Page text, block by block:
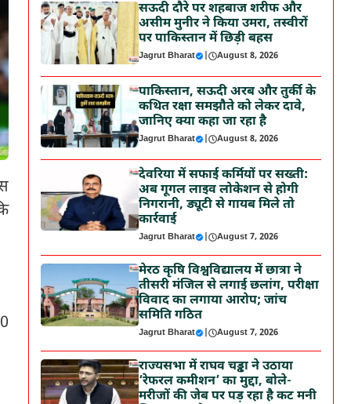
सऊदी दौरे पर शहबाज शरीफ और
असीम मुनीर ने किया उमरा, तस्वीरों
पर पाकिस्तान में छिड़ी बहस
Jagrut Bharat | August 8, 2026
पाकिस्तान, सऊदी अरब और तुर्की के
कथित रक्षा समझौते को लेकर दावे,
जानिए क्या कहा जा रहा है
Jagrut Bharat | August 8, 2026
देवरिया में सफाई कर्मियों पर सख्ती:
अब गूगल लाइव लोकेशन से होगी
निगरानी, ड्यूटी से गायब मिले तो
कार्रवाई
Jagrut Bharat | August 7, 2026
मेरठ कृषि विश्वविद्यालय में छात्रा ने
तीसरी मंजिल से लगाई छलांग, परीक्षा
विवाद का लगाया आरोप; जांच
समिति गठित
Jagrut Bharat | August 7, 2026
राज्यसभा में राघव चड्ढा ने उठाया
‘रेफरल कमीशन’ का मुद्दा, बोले-
मरीजों की जेब पर पड़ रहा है कट मनी